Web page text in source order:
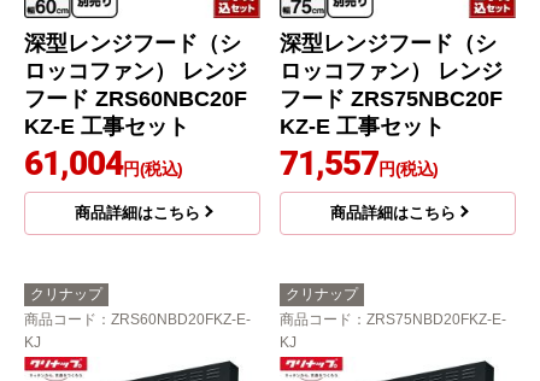
深型レンジフード（シ
ロッコファン） レンジ
フード ZRS60NBC20F
KZ-E 工事セット
61,004円(税込)
商品詳細はこちら
深型レンジフード（シ
ロッコファン） レンジ
フード ZRS75NBC20F
KZ-E 工事セット
71,557円(税込)
商品詳細はこちら
クリナップ
商品コード ：ZRS60NBD20FKZ-E-
KJ
クリナップ
商品コード ：ZRS75NBD20FKZ-E-
KJ